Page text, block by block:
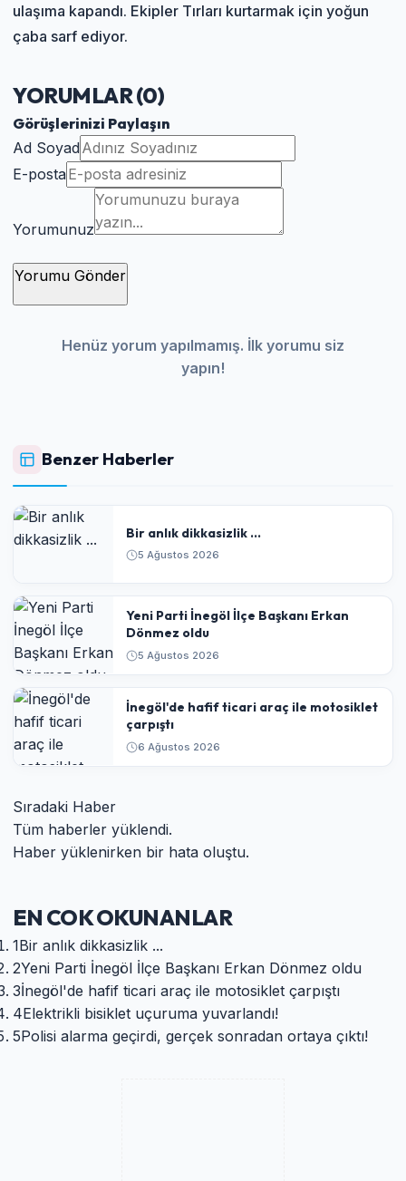
ulaşıma kapandı. Ekipler Tırları kurtarmak için yoğun
çaba sarf ediyor.
YORUMLAR (0)
Görüşlerinizi Paylaşın
Ad Soyad
E-posta
Yorumunuz
Yorumu Gönder
Henüz yorum yapılmamış. İlk yorumu siz
yapın!
Benzer Haberler
Bir anlık dikkasizlik ...
5 Ağustos 2026
Yeni Parti İnegöl İlçe Başkanı Erkan
Dönmez oldu
5 Ağustos 2026
İnegöl'de hafif ticari araç ile motosiklet
çarpıştı
6 Ağustos 2026
Sıradaki Haber
Tüm haberler yüklendi.
Haber yüklenirken bir hata oluştu.
EN COK OKUNANLAR
1Bir anlık dikkasizlik ...
2Yeni Parti İnegöl İlçe Başkanı Erkan Dönmez oldu
3İnegöl'de hafif ticari araç ile motosiklet çarpıştı
4Elektrikli bisiklet uçuruma yuvarlandı!
5Polisi alarma geçirdi, gerçek sonradan ortaya çıktı!